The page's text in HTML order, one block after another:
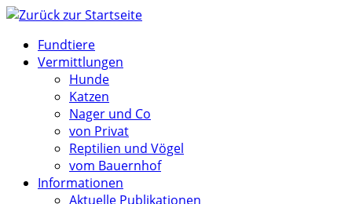
Zum
springenFundtiere
Vermittlungen
Hunde
Katzen
Nager und Co
von Privat
Reptilien und Vögel
vom Bauernhof
Informationen
Aktuelle Publikationen